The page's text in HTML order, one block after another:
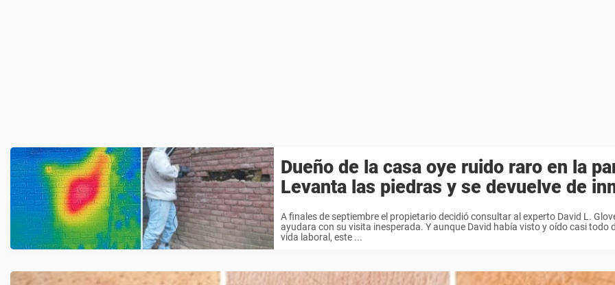
Dueño de la casa oye ruido raro en la
Levanta las piedras y se devuelve de
A finales de septiembre el propietario decidió consultar al experto David L.
ayudara con su visita inesperada. Y aunque David había visto y oído casi todo
vida laboral, este ...